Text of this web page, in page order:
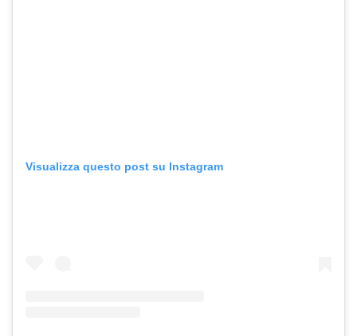
Visualizza questo post su Instagram